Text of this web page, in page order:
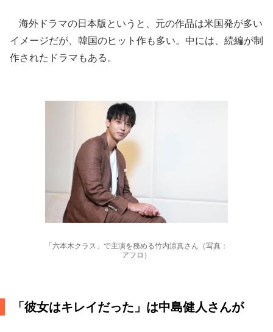
海外ドラマの日本版というと、元の作品は米国発が多い
イメージだが、韓国のヒット作も多い。中には、続編が制
作されたドラマもある。
「六本木クラス」で主演を務める竹内涼真さん（写真：
アフロ）
「彼女はキレイだった」は中島健人さんが